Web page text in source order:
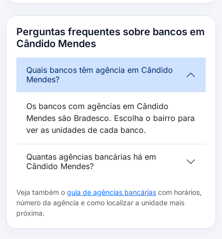
Perguntas frequentes sobre bancos em
Cândido Mendes
Quais bancos têm agência em Cândido
Mendes?
Os bancos com agências em Cândido
Mendes são Bradesco. Escolha o bairro para
ver as unidades de cada banco.
Quantas agências bancárias há em
Cândido Mendes?
Veja também o guia de agências bancárias com horários,
número da agência e como localizar a unidade mais
próxima.